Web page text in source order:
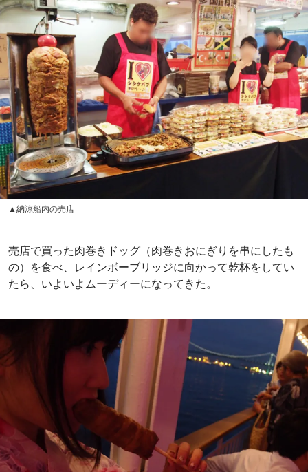
▲納涼船内の売店
売店で買った肉巻きドッグ（肉巻きおにぎりを串にしたも
の）を食べ、レインボーブリッジに向かって乾杯をしてい
たら、いよいよムーディーになってきた。